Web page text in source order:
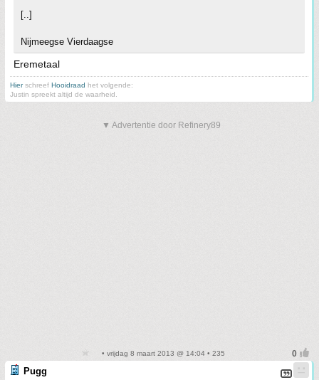
[..]
Nijmeegse Vierdaagse
Eremetaal
Hierschreef Hooidraad het volgende:
Justin spreekt altijd de waarheid.
▼ Advertentie door Refinery89
• vrijdag 8 maart 2013 @ 14:04 • 235
Pugg